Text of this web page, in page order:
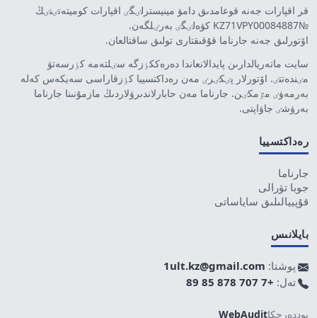
قر اقپارات جەنە قوعامدىق دامۋ مينيسترلٸگٸ اقپارات كوميتەتٸنٸڭ
№KZ71VPY00084887 كۋەلٸگٸ بەرٸلگەن.
اۆتورلىق جەنە جارناما قۇقىقتارى تولىق ساقتالعان.
سايت ماتەريالدارىن پايدالانعاندا دەرەككٶزگە سٸلتەمە كٶرسەتۋ
مٸندەتتٸ. اۆتورلار پٸكٸرٸ مەن رەداكتسييا كٶزقاراسى سەيكەس كەلە
بەرمەۋٸ مٷمكٸن. جارناما مەن حابارلاندىرۋلاردىڭ مازمۇنىنا جارناما
بەرۋشٸ جاۋاپتى.
رەداكتسييا
جارناما
جوبا تۋرالى
قۇپييالىلىق ساياساتى
بايلانىس
پوشتا: 1ult.kz@gmail.com
تەل: +7 707 878 85 89
پوددەرجكاWebAudit